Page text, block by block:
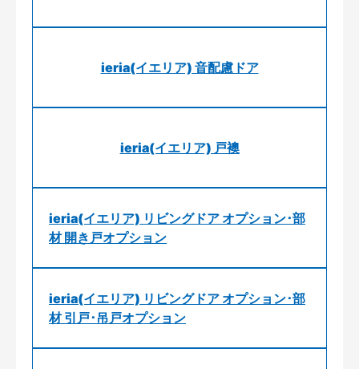
ieria(イエリア) 音配慮ドア
ieria(イエリア) 戸襖
ieria(イエリア) リビングドア オプション･部
材 開き戸オプション
ieria(イエリア) リビングドア オプション･部
材 引戸･吊戸オプション